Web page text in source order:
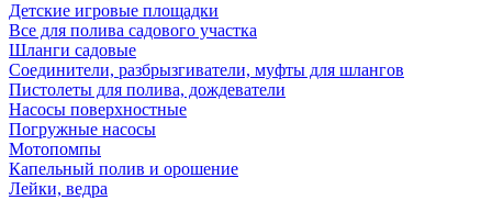
Детские игровые площадки
Все для полива садового участка
Шланги садовые
Соединители, разбрызгиватели, муфты для шлангов
Пистолеты для полива, дождеватели
Насосы поверхностные
Погружные насосы
Мотопомпы
Капельный полив и орошение
Лейки, ведра